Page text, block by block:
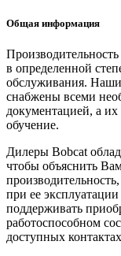
Общая информация
в определенной
обслуживания.
снабжены всеми
документацией, а их
обучение.
Дилеры Bobcat
чтобы объяснить
при ее
поддерживать
работоспособном
доступных